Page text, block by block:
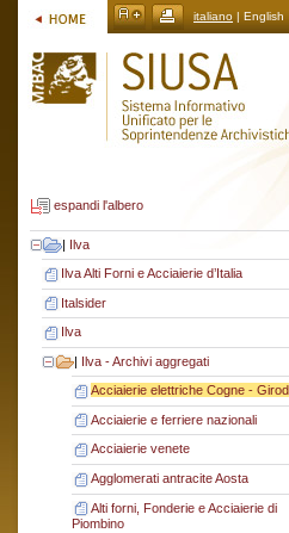
italiano | English
espandi l'albero
| Ilva
Ilva Alti Forni e Acciaierie d’Italia
Italsider
Ilva
| Ilva - Archivi aggregati
Acciaierie elettriche Cogne - Girod
Acciaierie e ferriere nazionali
Acciaierie venete
Agglomerati antracite Aosta
Alti forni, Fonderie e Acciaierie di
Piombino